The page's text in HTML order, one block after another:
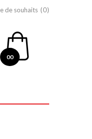
de souhaits 0
00